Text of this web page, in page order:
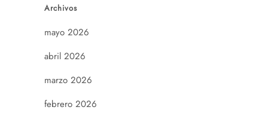
Archivos
mayo 2026
abril 2026
marzo 2026
febrero 2026